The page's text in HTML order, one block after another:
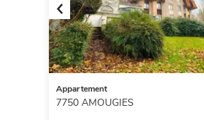
Previous
Appartement
7750 AMOUGIES